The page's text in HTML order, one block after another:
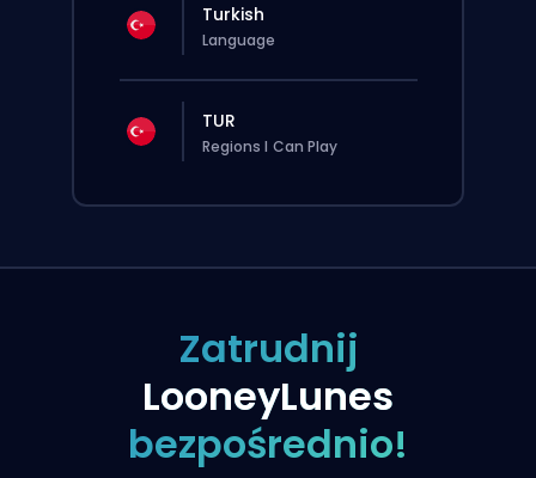
Turkish
Language
TUR
Regions I Can Play
Zatrudnij
LooneyLunes
bezpośrednio!
Zlecenie zostanie automatycznie
przypisane do tego boostera, więc czas